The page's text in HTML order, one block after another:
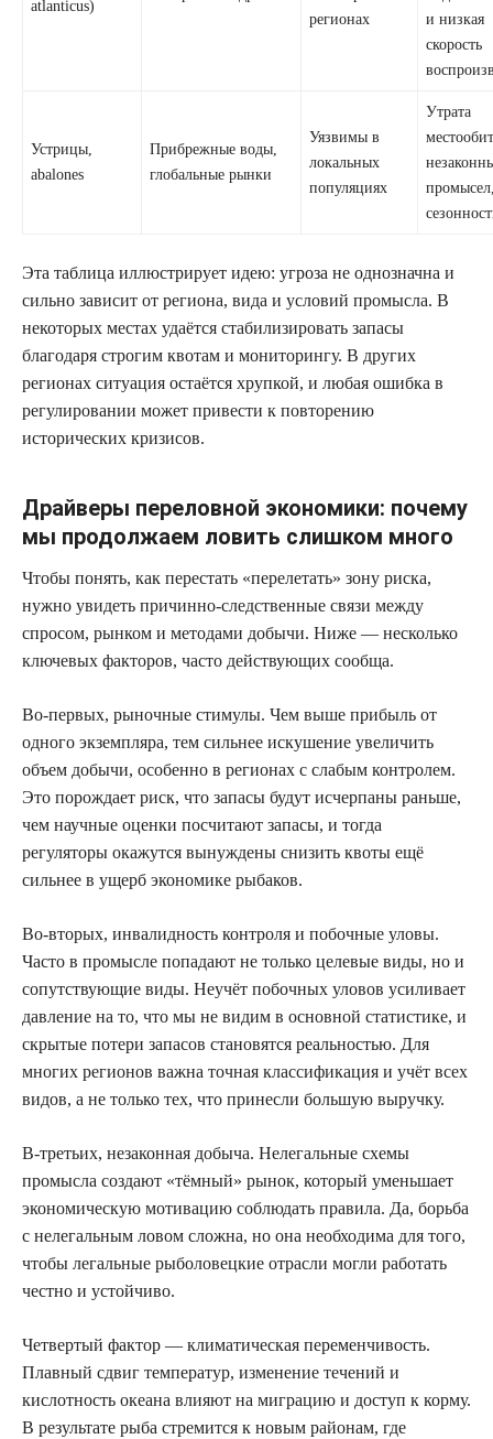
atlanticus)
регионах
и низкая
скорость
Устрицы,
abalones
Прибрежные воды,
глобальные рынки
Уязвимы в
локальных
популяциях
Утрата
Эта таблица иллюстрирует идею: угроза не однозначна и
сильно зависит от региона, вида и условий промысла. В
некоторых местах удаётся стабилизировать запасы
благодаря строгим квотам и мониторингу. В других
регионах ситуация остаётся хрупкой, и любая ошибка в
регулировании может привести к повторению
исторических кризисов.
Драйверы переловной экономики: почему
мы продолжаем ловить слишком много
Чтобы понять, как перестать «перелетать» зону риска,
нужно увидеть причинно‑следственные связи между
спросом, рынком и методами добычи. Ниже — несколько
ключевых факторов, часто действующих сообща.
Во‑первых, рыночные стимулы. Чем выше прибыль от
одного экземпляра, тем сильнее искушение увеличить
объем добычи, особенно в регионах с слабым контролем.
Это порождает риск, что запасы будут исчерпаны раньше,
чем научные оценки посчитают запасы, и тогда
регуляторы окажутся вынуждены снизить квоты ещё
сильнее в ущерб экономике рыбаков.
Во‑вторых, инвалидность контроля и побочные уловы.
Часто в промысле попадают не только целевые виды, но и
сопутствующие виды. Неучёт побочных уловов усиливает
давление на то, что мы не видим в основной статистике, и
скрытые потери запасов становятся реальностью. Для
многих регионов важна точная классификация и учёт всех
видов, а не только тех, что принесли большую выручку.
В‑третьих, незаконная добыча. Нелегальные схемы
промысла создают «тёмный» рынок, который уменьшает
экономическую мотивацию соблюдать правила. Да, борьба
с нелегальным ловом сложна, но она необходима для того,
чтобы легальные рыболовецкие отрасли могли работать
честно и устойчиво.
Четвертый фактор — климатическая переменчивость.
Плавный сдвиг температур, изменение течений и
кислотность океана влияют на миграцию и доступ к корму.
В результате рыба стремится к новым районам, где